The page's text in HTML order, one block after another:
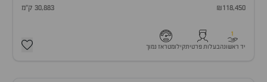
₪118,450 30,883 ק"מ
1
יד ראשונהבעלות פרטיתקילומטראז נמוך